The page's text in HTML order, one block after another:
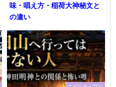
味・唱え方・稲荷大神秘文と
の違い